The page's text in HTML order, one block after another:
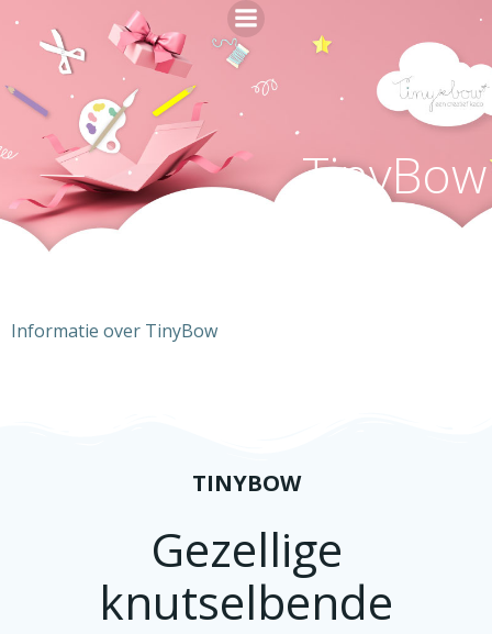
Naar
de
inhoud
springen
TinyBow
Informatie over TinyBow
TINYBOW
Gezellige
knutselbende